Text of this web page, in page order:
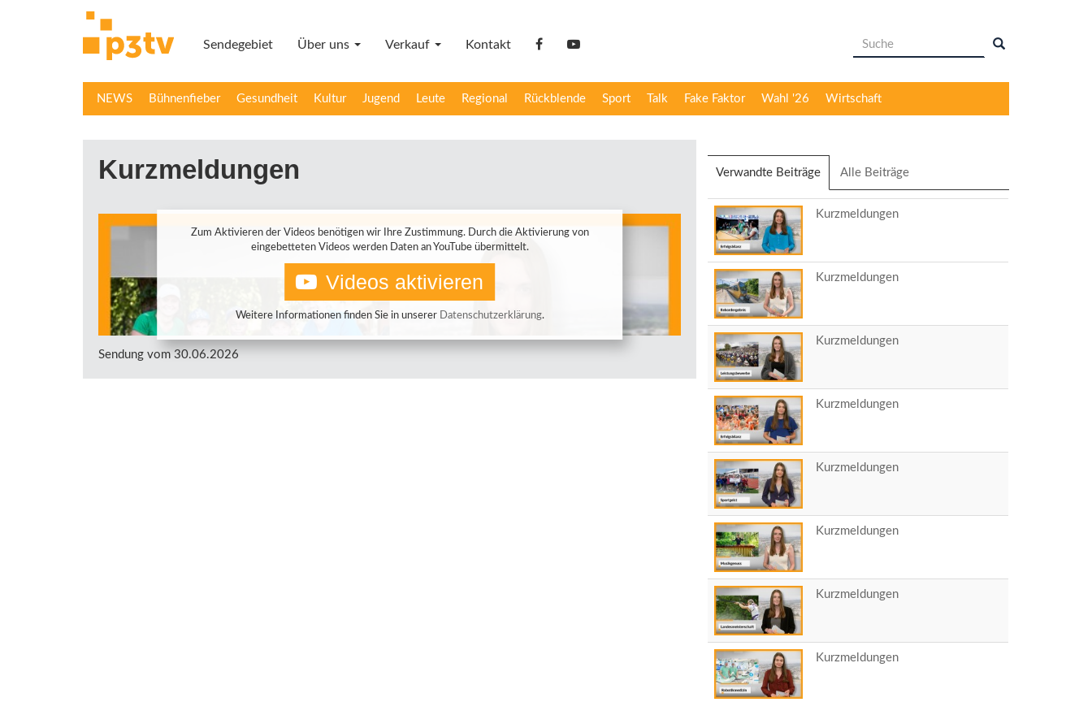
Sendegebiet Über uns Verkauf Kontakt facebookYouTube Suchformular
NEWS Bühnenfieber Gesundheit Kultur Jugend Leute Regional Rückblende Sport Talk Fake Faktor Wahl '26 Wirtschaft
Kurzmeldungen
Zum Aktivieren der Videos benötigen wir Ihre Zustimmung. Durch die Aktivierung von
eingebetteten Videos werden Daten an YouTube übermittelt.
Videos aktivieren
Weitere Informationen finden Sie in unserer Datenschutzerklärung.
Sendung vom 30.06.2026
Verwandte Beiträge (aktiver
Reiter)
Alle Beiträge
Kurzmeldungen
Kurzmeldungen
Kurzmeldungen
Kurzmeldungen
Kurzmeldungen
Kurzmeldungen
Kurzmeldungen
Kurzmeldungen